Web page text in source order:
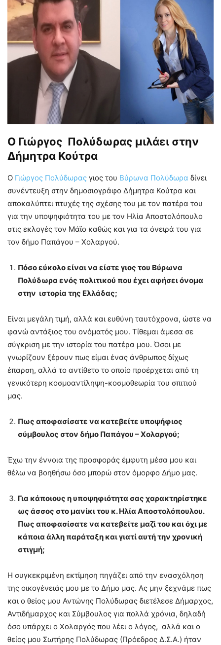
Ο Γιώργος Πολύδωρας μιλάει στην
Δήμητρα Κούτρα
Ο Γιώργος Πολύδωρας γιος του Βύρωνα Πολύδωρα δίνει
συνέντευξη στην δημοσιογράφο Δήμητρα Κούτρα και
αποκαλύπτει πτυχές της σχέσης του με τον πατέρα του
για την υποψηφιότητα του με τον Ηλία Αποστολόπουλο
στις εκλογές τον Μάϊο καθώς και για τα όνειρά του για
τον δήμο Παπάγου – Χολαργού.
Πόσο εύκολο είναι να είστε γιος του Βύρωνα
Πολύδωρα ενός πολιτικού που έχει αφήσει όνομα
στην ιστορία της Ελλάδας;
Είναι μεγάλη τιμή, αλλά και ευθύνη ταυτόχρονα, ώστε να
φανώ αντάξιος του ονόματός μου. Τίθεμαι άμεσα σε
σύγκριση με την ιστορία του πατέρα μου. Όσοι με
γνωρίζουν ξέρουν πως είμαι ένας άνθρωπος δίχως
έπαρση, αλλά το αντίθετο το οποίο προέρχεται από τη
γενικότερη κοσμοαντίληψη-κοσμοθεωρία του σπιτιού
μας.
Πως αποφασίσατε να κατεβείτε υποψήφιος
σύμβουλος στον δήμο Παπάγου – Χολαργoύ;
Έχω την έννοια της προσφοράς έμφυτη μέσα μου και
θέλω να βοηθήσω όσο μπορώ στον όμορφο Δήμο μας.
Για κάποιους η υποψηφιότητα σας χαρακτηρίστηκε
ως άσσος στο μανίκι του κ. Ηλία Αποστολόπουλου.
Πως αποφασίσατε να κατεβείτε μαζί του και όχι με
κάποια άλλη παράταξη και γιατί αυτή την χρονική
στιγμή;
Η συγκεκριμένη εκτίμηση πηγάζει από την ενασχόληση
της οικογένειάς μου με το Δήμο μας. Ας μην ξεχνάμε πως
και ο θείος μου Αντώνης Πολύδωρας διετέλεσε Δήμαρχος,
Αντιδήμαρχος και Σύμβουλος για πολλά χρόνια, δηλαδή
όσο υπάρχει ο Χολαργός που λέει ο λόγος, αλλά και ο
θείος μου Σωτήρης Πολύδωρας (Πρόεδρος Δ.Σ.Α.) ήταν